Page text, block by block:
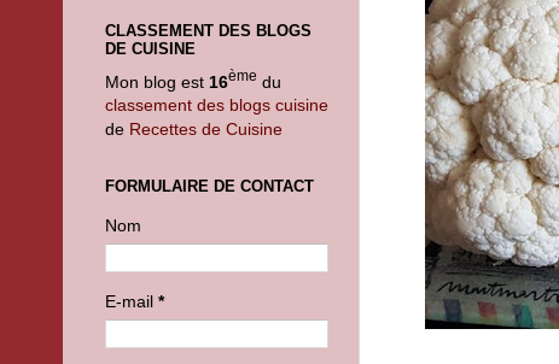
CLASSEMENT DES BLOGS
DE CUISINE
Mon blog est 16ème du
classement des blogs cuisine
de Recettes de Cuisine
FORMULAIRE DE CONTACT
Nom
E-mail *